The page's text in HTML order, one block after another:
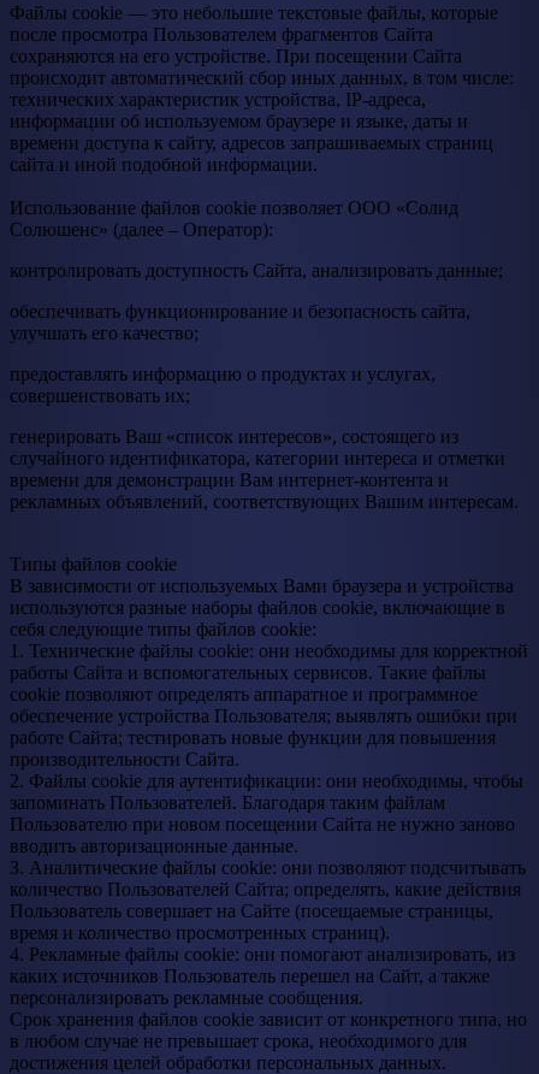
Файлы cookie — это небольшие текстовые файлы, которые
после просмотра Пользователем фрагментов Сайта
сохраняются на его устройстве. При посещении Сайта
происходит автоматический сбор иных данных, в том числе:
технических характеристик устройства, IP-адреса,
информации об используемом браузере и языке, даты и
времени доступа к сайту, адресов запрашиваемых страниц
сайта и иной подобной информации.
Использование файлов cookie позволяет ООО «Солид
Солюшенс» (далее – Оператор):
контролировать доступность Сайта, анализировать данные;
обеспечивать функционирование и безопасность сайта,
улучшать его качество;
предоставлять информацию о продуктах и услугах,
совершенствовать их;
генерировать Ваш «список интересов», состоящего из
случайного идентификатора, категории интереса и отметки
времени для демонстрации Вам интернет-контента и
рекламных объявлений, соответствующих Вашим интересам.
Типы файлов cookie
В зависимости от используемых Вами браузера и устройства
используются разные наборы файлов cookie, включающие в
себя следующие типы файлов cookie:
1. Технические файлы cookie: они необходимы для корректной
работы Сайта и вспомогательных сервисов. Такие файлы
cookie позволяют определять аппаратное и программное
обеспечение устройства Пользователя; выявлять ошибки при
работе Сайта; тестировать новые функции для повышения
производительности Сайта.
2. Файлы cookie для аутентификации: они необходимы, чтобы
запоминать Пользователей. Благодаря таким файлам
Пользователю при новом посещении Сайта не нужно заново
вводить авторизационные данные.
3. Аналитические файлы cookie: они позволяют подсчитывать
количество Пользователей Сайта; определять, какие действия
Пользователь совершает на Сайте (посещаемые страницы,
время и количество просмотренных страниц).
4. Рекламные файлы cookie: они помогают анализировать, из
каких источников Пользователь перешел на Сайт, а также
персонализировать рекламные сообщения.
Срок хранения файлов cookie зависит от конкретного типа, но
в любом случае не превышает срока, необходимого для
достижения целей обработки персональных данных.